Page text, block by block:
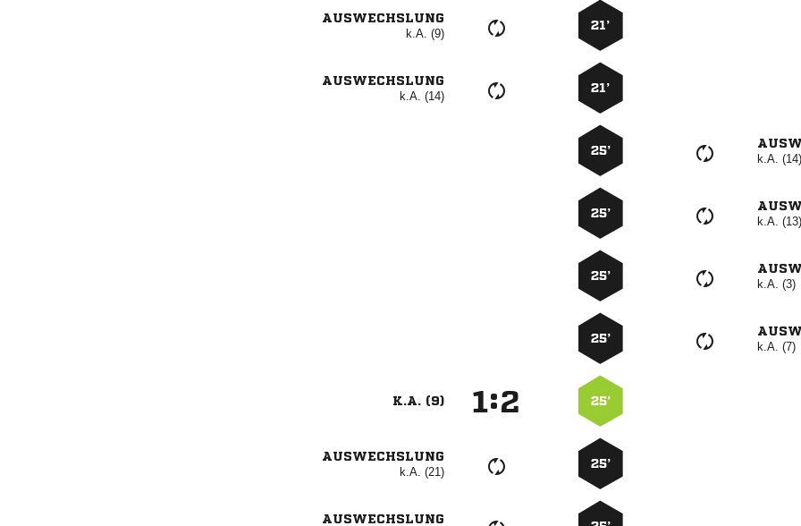
AUSWECHSLUNG
k.A. (9)
21’
AUSWECHSLUNG
k.A. (14)
21’
25’
k.A. (14)
25’
k.A. (13)
25’
k.A. (3)
25’
k.A. (7)
K.A. (9) : 25’
AUSWECHSLUNG
k.A. (21)
25’
AUSWECHSLUNG